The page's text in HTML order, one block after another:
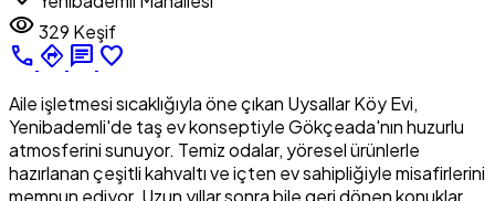
visibility329 Keşif
call directions chat favorite_border
Aile işletmesi sıcaklığıyla öne çıkan Uysallar Köy Evi,
Yenibademli'de taş ev konseptiyle Gökçeada'nın huzurlu
atmosferini sunuyor. Temiz odalar, yöresel ürünlerle
hazırlanan çeşitli kahvaltı ve içten ev sahipliğiyle misafirlerini
memnun ediyor. Uzun yıllar sonra bile geri dönen konuklar,